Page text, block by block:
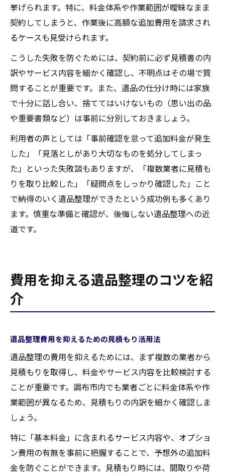
挙げられます。特に、料金体系や作業範囲が曖昧なまま
契約してしまうと、作業後に高額な追加費用を請求され
るケースも見受けられます。
こうした失敗を防ぐためには、契約前に必ず見積書の内
訳やサービス内容を細かく確認し、不明点はその場で質
問することが重要です。また、遺品の仕分け時には家族
で十分に話し合い、捨ててはいけないもの（思い出の品
や重要書類など）は事前に分別しておきましょう。
利用者の声としては「事前確認を怠って追加料金が発生
した」「見落としがあり大切なものを処分してしまっ
た」といった失敗談もありますが、「複数業者に見積も
りを取り比較した」「疑問点をしっかり確認した」こと
で納得のいく遺品整理ができたという成功例も多くあり
ます。慎重な準備と確認が、後悔しない遺品整理への近
道です。
費用を抑える遺品整理のコツを紹
介
遺品整理費用を抑えるための見積もり活用法
遺品整理の費用を抑えるためには、まず複数の業者から
見積もりを取得し、料金やサービス内容を比較検討する
ことが重要です。調布市内でも業者ごとに料金体系や作
業範囲が異なるため、見積もりの内訳を細かく確認しま
しょう。
特に「基本料金」に含まれるサービス内容や、オプショ
ン費用の有無を事前に把握することで、予想外の追加料
金を防ぐことができます。見積もり時には、間取りや荷